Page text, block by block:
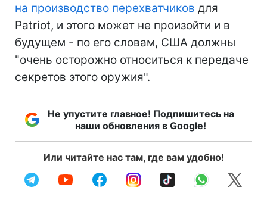
на производство перехватчиков для
Patriot, и этого может не произойти и в
будущем - по его словам, США должны
"очень осторожно относиться к передаче
секретов этого оружия".
Не упустите главное! Подпишитесь на
наши обновления в Google!
Или читайте нас там, где вам удобно!